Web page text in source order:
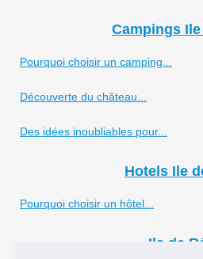
Campings Ile
Pourquoi choisir un camping...
Découverte du château...
Des idées inoubliables pour...
Hotels Ile
Pourquoi choisir un hôtel...
Ile de